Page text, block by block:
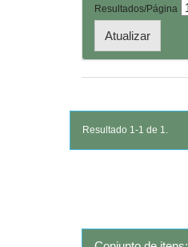
Resultados/Página
Resultado 1-1 de 1.